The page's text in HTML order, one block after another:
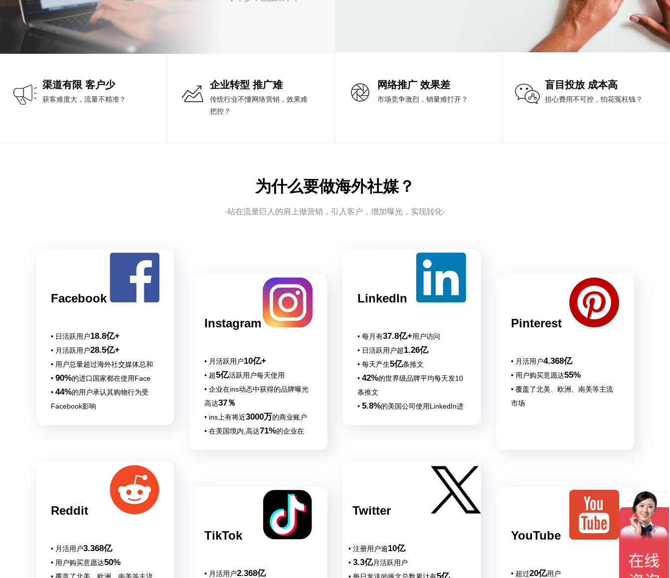
渠道有限 客户少
获客难度大，流量不精准？
企业转型 推广难
传统行业不懂网络营销，效果难
把控？
网络推广 效果差
市场竞争激烈，销量难打开？
盲目投放 成本高
担心费用不可控，怕花冤枉钱？
为什么要做海外社媒？
-站在流量巨人的肩上做营销，引入客户，增加曝光，实现转化-
Facebook
• 日活跃用户18.8亿+
• 月活跃用户28.5亿+
• 用户总量超过海外社交媒体总和
• 90%的进口国家都在使用Face
• 44%的用户承认其购物行为受
Facebook影响
Instagram
• 月活跃用户10亿+
• 超5亿活跃用户每天使用
• 企业在ins动态中获得的品牌曝光
高达37％
• ins上有将近3000万的商业账户
• 在美国境内,高达71%的企业在
LinkedIn
• 每月有37.8亿+用户访问
• 日活跃用户超1.26亿
• 每天产生5亿条推文
• 42%的世界级品牌平均每天发10
条推文
• 5.8%的美国公司使用LinkedIn进
Pinterest
• 月活用户4.368亿
• 用户购买意愿达55%
• 覆盖了北美、欧洲、南美等主流
市场
Reddit
• 月活用户3.368亿
• 用户购买意愿达50%
TikTok
• 月活用户2.368亿
Twitter
• 注册用户逾10亿
• 3.3亿月活跃用户
YouTube
• 超过20亿用户